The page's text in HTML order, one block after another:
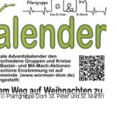
© Pfarrgruppe Dom St. Peter und St. Martin